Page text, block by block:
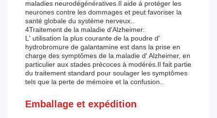
maladies neurodégénératives.Il aide à protéger les
neurones contre les dommages et peut favoriser la
santé globale du système nerveux..
4Traitement de la maladie d'Alzheimer:
L' utilisation la plus courante de la poudre d'
hydrobromure de galantamine est dans la prise en
charge des symptômes de la maladie d' Alzheimer, en
particulier aux stades précoces à modérés.Il fait partie
du traitement standard pour soulager les symptômes
tels que la perte de mémoire et la confusion..
Emballage et expédition